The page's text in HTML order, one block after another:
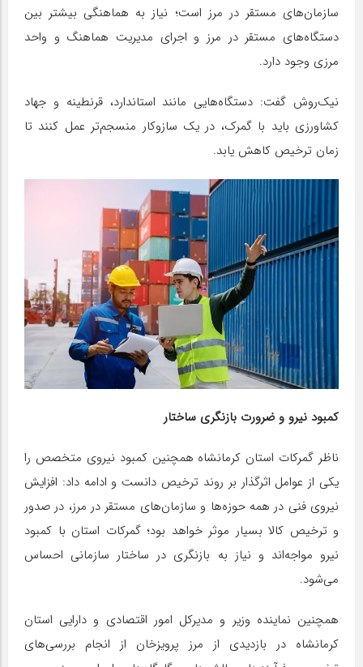
سازمان‌های مستقر در مرز است؛ نیاز به هماهنگی بیشتر بین
دستگاه‌های مستقر در مرز و اجرای مدیریت هماهنگ و واحد
مرزی وجود دارد.
نیک‌روش گفت: دستگاه‌هایی مانند استاندارد، قرنطینه و جهاد
کشاورزی باید با گمرک، در یک سازوکار منسجم‌تر عمل کنند تا
زمان ترخیص کاهش یابد.
کمبود نیرو و ضرورت بازنگری ساختار
ناظر گمرکات استان کرمانشاه همچنین کمبود نیروی متخصص را
یکی از عوامل اثرگذار بر روند ترخیص دانست و ادامه داد: افزایش
نیروی فنی در همه حوزه‌ها و سازمان‌های مستقر در مرز، در صدور
و ترخیص کالا بسیار موثر خواهد بود؛ گمرکات استان با کمبود
نیرو مواجه‌اند و نیاز به بازنگری در ساختار سازمانی احساس
می‌شود.
همچنین نماینده وزیر و مدیرکل امور اقتصادی و دارایی استان
کرمانشاه در بازدیدی از مرز پرویزخان از انجام بررسی‌های